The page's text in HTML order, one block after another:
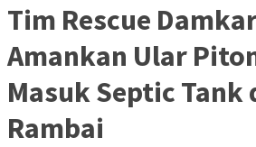
Tim Rescue
Amankan Ular
Masuk Septic Tank
Rambai